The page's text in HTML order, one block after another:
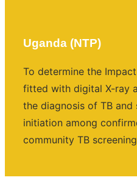
Uganda (NTP)
To determine the
fitted with digital X-ray
the diagnosis of TB and
initiation among
community TB